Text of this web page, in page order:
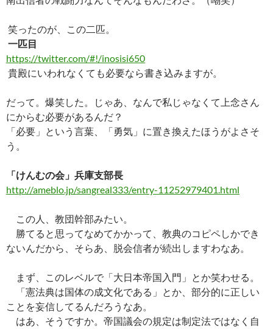
笑ったのが、この二匹。
一匹目
https://twitter.com/#!/inosisi650
貴殿にいわれなくても必要なら書き込みますが。
だって。爆笑した。じゃあ、 なんで私じゃなくて上念さん
にからむ必要があるんだ？
「必要」という言葉、「勇気」に置き換えたほうがよさそ
う。
「けんむの会」兵庫支部長
http://ameblo.jp/sangreal333/entry-11252979401.html
この人、教団幹部みたい。
勝てると思ってなめてかかって、教典のコピペしかでき
ないんだから、そらあ、脱会信者が続出しますわなあ。
まず、このレベルで「大日本帝国入門」とか笑わせる。
「憲法典は国体の成文化である」とか、部分的に正しい
ことを妄信してるんだろうなあ。
はあ、そうですか。帝国議会の規定は制定法ではなく自